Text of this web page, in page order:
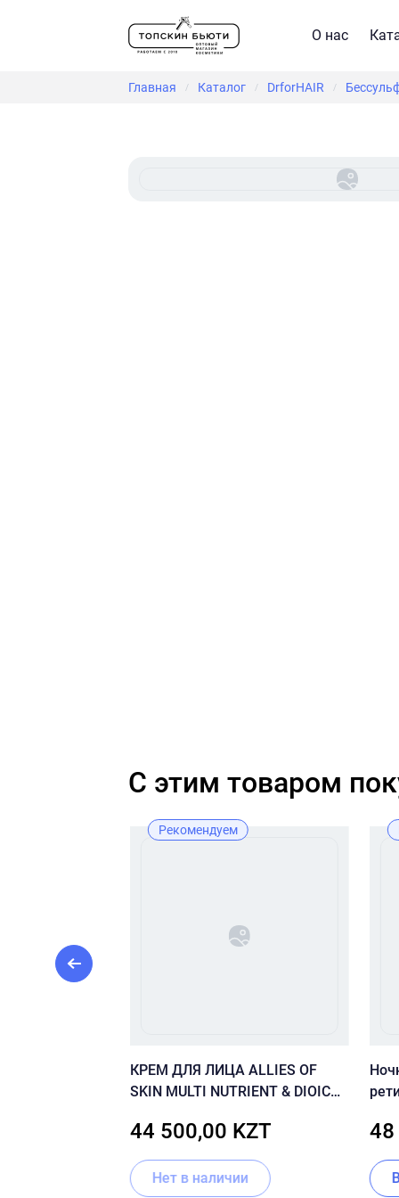
О нас
Главная / Каталог / DrforHAIR /
C этим товаром
Рекомендуем
КРЕМ ДЛЯ ЛИЦА ALLIES OF
SKIN MULTI NUTRIENT & DIOIC
44 500,00 KZT
Нет в наличии
48